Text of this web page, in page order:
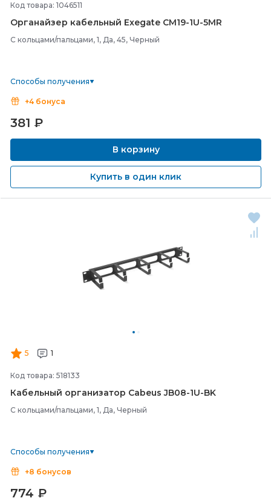
Код товара: 1046511
Органайзер кабельный Exegate CM19-1U-5MR
С кольцами/пальцами, 1, Да, 45, Черный
Способы получения
+4 бонуса
381 ₽
В корзину
Купить в один клик
5 1
Код товара: 518133
Кабельный организатор Cabeus JB08-1U-BK
С кольцами/пальцами, 1, Да, Черный
Способы получения
+8 бонусов
774 ₽